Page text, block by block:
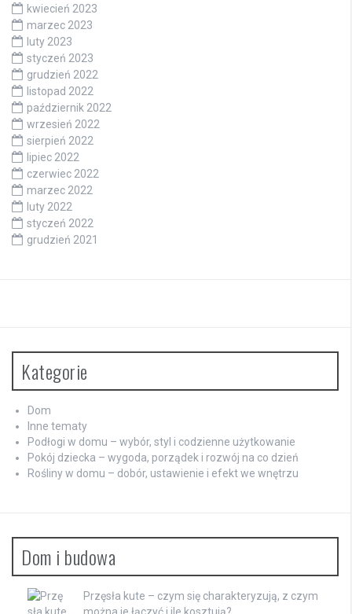
kwiecień 2023
marzec 2023
luty 2023
styczeń 2023
grudzień 2022
listopad 2022
październik 2022
wrzesień 2022
sierpień 2022
lipiec 2022
czerwiec 2022
marzec 2022
luty 2022
styczeń 2022
grudzień 2021
Kategorie
Dom
Inne tematy
Podłogi w domu – wybór, styl i codzienne użytkowanie
Pokój dziecka – wygoda, porządek i rozwój na co dzień
Rośliny w domu – dobór, ustawienie i efekt we wnętrzu
Dom i budowa
Przęsła kute – czym się charakteryzują, z czym